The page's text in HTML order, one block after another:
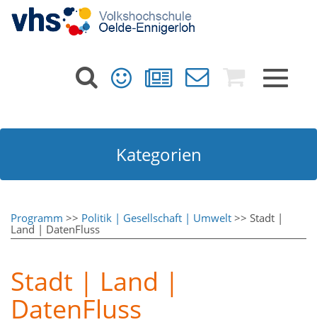
Toggle
Kategorien
Programm >> Politik | Gesellschaft | Umwelt >> Stadt |
Land | DatenFluss
Stadt | Land |
DatenFluss